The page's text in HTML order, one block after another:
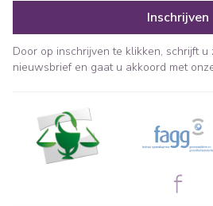
Inschrijven
Door op inschrijven te klikken, schrijft u
nieuwsbrief en gaat u akkoord met